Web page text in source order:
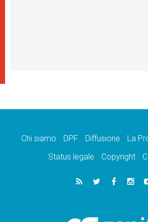
Chi siamo DPF Diffusione La
Status legale
Copyright